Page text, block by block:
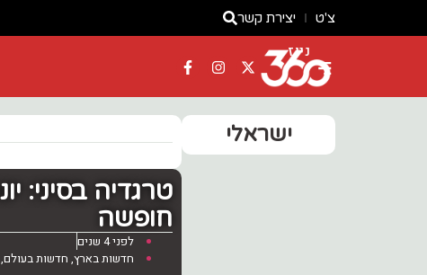
צ'ט יצירת קשר
ניוז
ישראלי
חופשה
לפני 4 שנים
חדשות בארץ, חדשות בעולם,